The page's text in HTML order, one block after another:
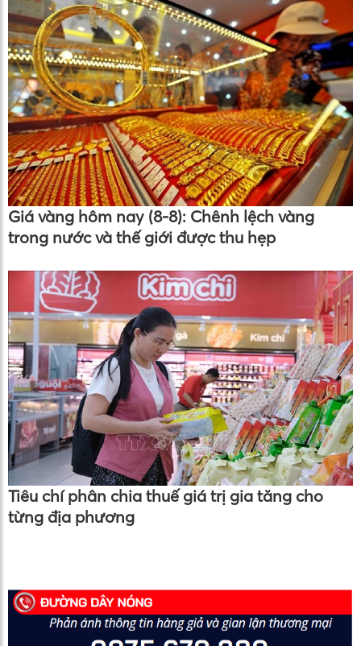
Giá vàng hôm nay (8-8): Chênh lệch vàng
trong nước và thế giới được thu hẹp
Tiêu chí phân chia thuế giá trị gia tăng cho
từng địa phương